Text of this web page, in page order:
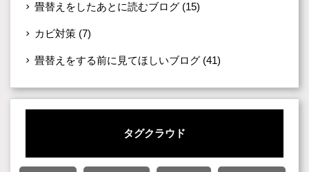
畳替えをしたあとに読むブログ (15)
カビ対策 (7)
畳替えをする前に見てほしいブログ (41)
タグクラウド